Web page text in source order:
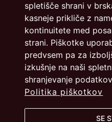
spletišče shrani v
kasneje prikliče z
kontinuitete med
strani. Piškotke
predvsem pa za
izkušnje na naši
shranjevanje
Politika piškotkov
SE
info@dmslo.si
Društvo za marketing
1000 Ljubljana
Načrtovanje in izvedba: Vareo